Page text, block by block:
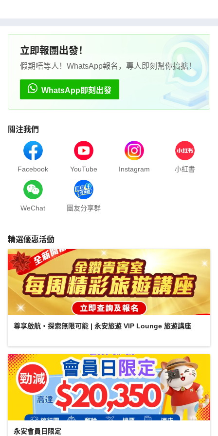
立即報團出發！
假期唔等人！WhatsApp報名，專人即刻幫你搞掂！
WhatsApp即刻出發
關注我們
Facebook YouTube Instagram 小紅書
WeChat 團友分享群
精選優惠活動
尊享啟航・探索無限可能 | 永安旅遊 VIP Lounge 旅遊講座
永安會員日限定